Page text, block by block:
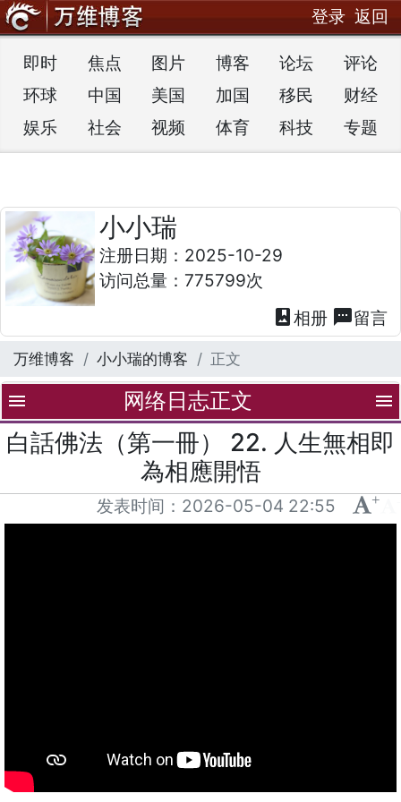
登录 返回
即时 焦点 图片 博客 论坛
评论
环球
中国 美国 加国 移民
财经
娱乐
社会 视频 体育 科技 专题
小小瑞
注册日期：2025-10-29
访问总量：775799次
photo_album 相册 textsms留言
万维博客 小小瑞的博客 正文
menu 网络日志正文 menu
白話佛法（第一冊） 22. 人生無相即
為相應開悟
发表时间： 2026-05-04 22:55 +